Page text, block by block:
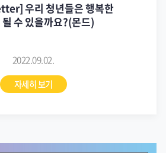
우리 청년들은 행복한
수 있을까요?(몬드)
2022.09.02.
자세히 보기